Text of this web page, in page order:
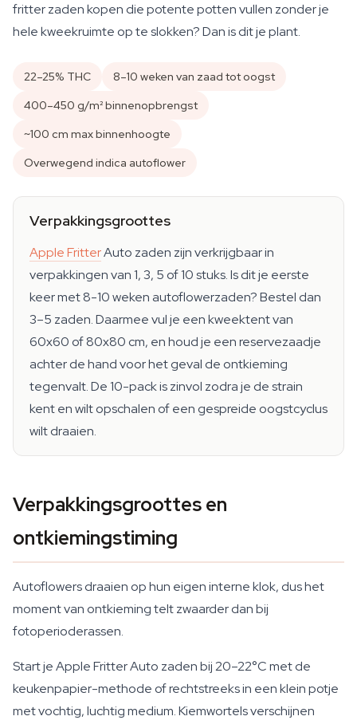
fritter zaden kopen die potente potten vullen zonder je
hele kweekruimte op te slokken? Dan is dit je plant.
22–25% THC
8–10 weken van zaad tot oogst
400–450 g/m² binnenopbrengst
~100 cm max binnenhoogte
Overwegend indica autoflower
Verpakkingsgroottes
Apple FritterAuto zaden zijn verkrijgbaar in
verpakkingen van 1, 3, 5 of 10 stuks. Is dit je eerste
keer met 8-10 weken autoflowerzaden? Bestel dan
3–5 zaden. Daarmee vul je een kweektent van
60x60 of 80x80 cm, en houd je een reservezaadje
achter de hand voor het geval de ontkieming
tegenvalt. De 10-pack is zinvol zodra je de strain
kent en wilt opschalen of een gespreide oogstcyclus
wilt draaien.
Verpakkingsgroottes en
ontkiemingstiming
Autoflowers draaien op hun eigen interne klok, dus het
moment van ontkieming telt zwaarder dan bij
fotoperioderassen.
Start je Apple Fritter Auto zaden bij 20–22°C met de
keukenpapier-methode of rechtstreeks in een klein potje
met vochtig, luchtig medium. Kiemwortels verschijnen